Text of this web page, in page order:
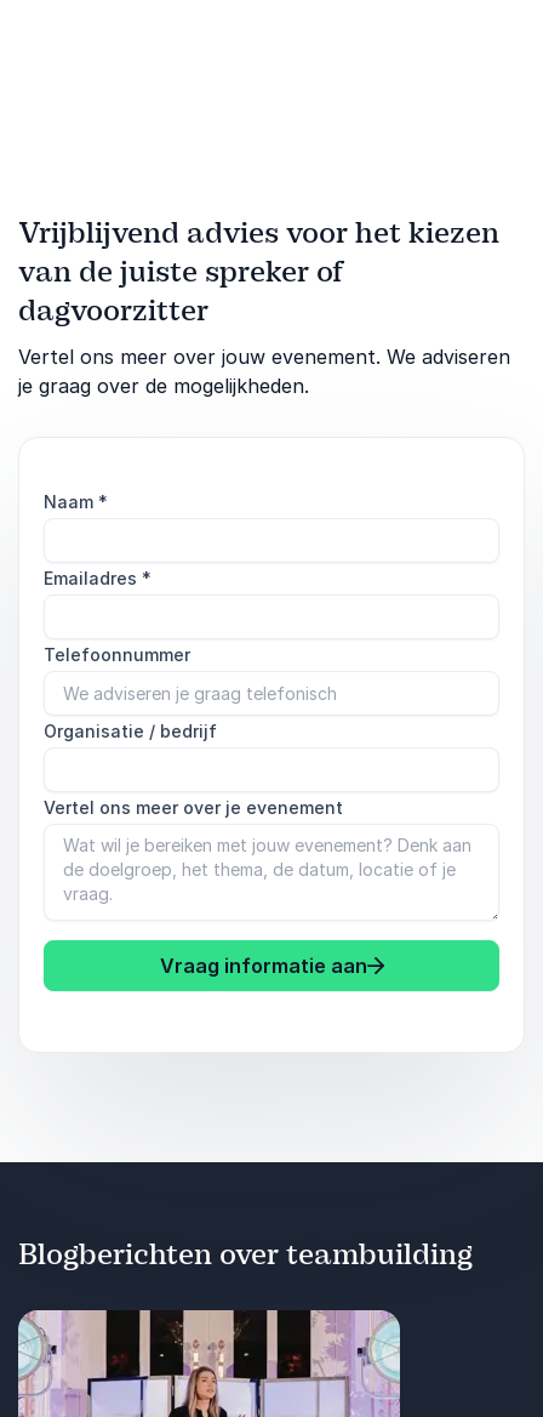
Vrijblijvend advies voor het kiezen
van de juiste spreker of
dagvoorzitter
Vertel ons meer over jouw evenement. We adviseren
je graag over de mogelijkheden.
Naam *
Emailadres *
Telefoonnummer
Organisatie / bedrijf
Vertel ons meer over je evenement
Vraag informatie aan
Blogberichten over teambuilding